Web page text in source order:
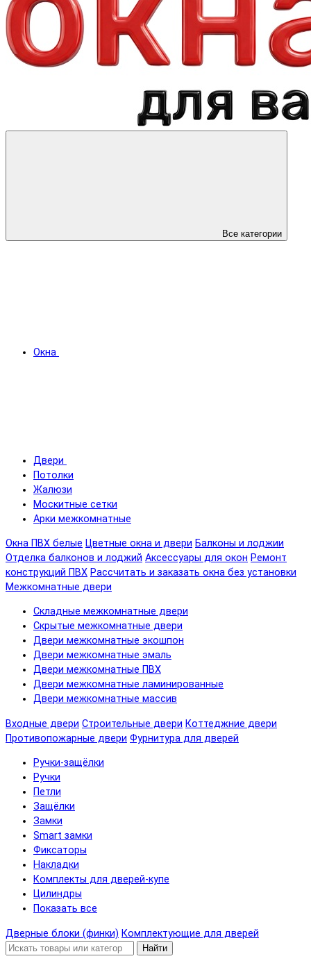
Все категории
Окна
Двери
Потолки
Жалюзи
Москитные сетки
Арки межкомнатные
Окна ПВХ белые Цветные окна и двери Балконы и лоджии
Отделка балконов и лоджий Аксессуары для окон Ремонт
конструкций ПВХ Рассчитать и заказать окна без установки
Межкомнатные двери
Складные межкомнатные двери
Скрытые межкомнатные двери
Двери межкомнатные экошпон
Двери межкомнатные эмаль
Двери межкомнатные ПВХ
Двери межкомнатные ламинированные
Двери межкомнатные массив
Входные двери Строительные двери Коттеджние двери
Противопожарные двери Фурнитура для дверей
Ручки-защёлки
Ручки
Петли
Защёлки
Замки
Smart замки
Фиксаторы
Накладки
Комплекты для дверей-купе
Цилиндры
Показать все
Дверные блоки (финки) Комплектующие для дверей
Найти